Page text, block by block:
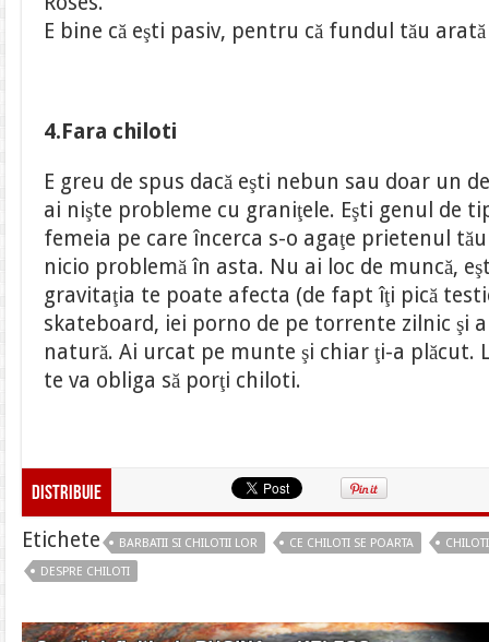
E bine că eşti pasiv, pentru că fundul tău
4.Fara chiloti
E greu de spus dacă eşti nebun sau doar un
ai nişte probleme cu graniţele. Eşti genul de
femeia pe care încerca s-o agaţe prietenul
nicio problemă în asta. Nu ai loc de muncă,
gravitaţia te poate afecta (de fapt îţi pică
skateboard, iei porno de pe torrente zilnic şi
natură. Ai urcat pe munte şi chiar ţi-a plăcut.
te va obliga să porţi chiloti.
Distribuie
Etichete BARBATII SI CHILOTII LOR CE CHILOTI SE POARTA
DESPRE CHILOTI